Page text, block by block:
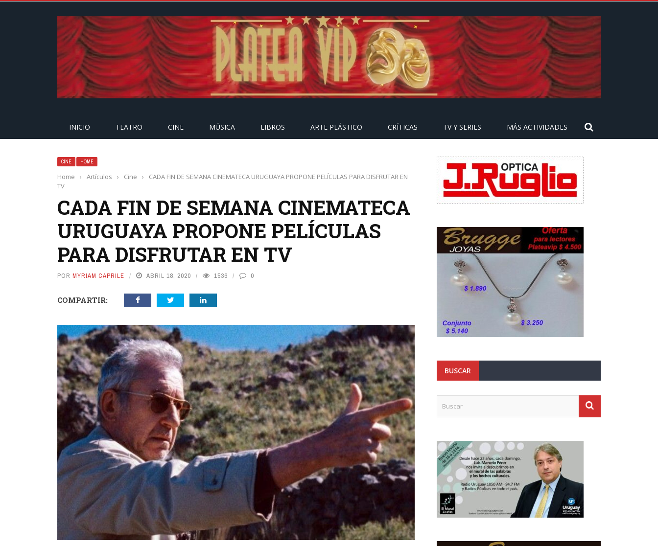
INICIO TEATRO CINE MÚSICA LIBROS ARTE PLÁSTICO CRÍTICAS TV Y SERIES MÁS ACTIVIDADES
CINE HOME
Home › Artículos › Cine ›
CADA FIN DE SEMANA CINEMATECA URUGUAYA PROPONE PELÍCULAS PARA DISFRUTAR EN
TV
CADA FIN DE SEMANA CINEMATECA
URUGUAYA PROPONE PELÍCULAS
PARA DISFRUTAR EN TV
POR MYRIAM CAPRILE ABRIL 18, 2020 1536 0
COMPARTIR:
BUSCAR